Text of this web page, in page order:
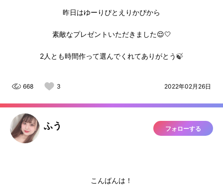
昨日はゆーりぴとえりかぴから
素敵なプレゼントいただきました😌🤍
2人とも時間作って選んでくれてありがとう🍃
668 3 2022年02月26日
ふう フォローする
こんばんは！